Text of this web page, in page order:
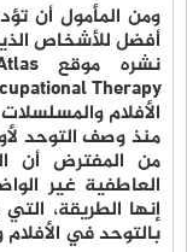
ومن المأمول أن
أفضل للأشخاص
Therapy.
الأفلام والمسلسلات
منذ وصف التوحد
من المفترض أن
العاطفية غير
إنها الطريقة،
بالتوحد في